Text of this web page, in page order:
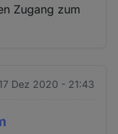
Zugang zum
Dez 2020 - 21:43